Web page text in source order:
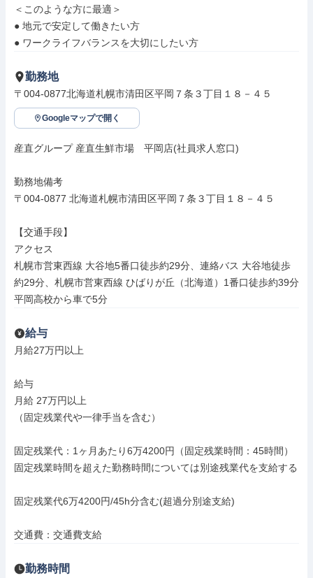
＜このような方に最適＞
● 地元で安定して働きたい方
● ワークライフバランスを大切にしたい方
勤務地
〒004-0877北海道札幌市清田区平岡７条３丁目１８－４５
Googleマップで開く
産直グループ 産直生鮮市場　平岡店(社員求人窓口)
勤務地備考
〒004-0877 北海道札幌市清田区平岡７条３丁目１８－４５
【交通手段】
アクセス
札幌市営東西線 大谷地5番口徒歩約29分、連絡バス 大谷地徒歩
約29分、札幌市営東西線 ひばりが丘（北海道）1番口徒歩約39分
平岡高校から車で5分
給与
月給27万円以上
給与
月給 27万円以上
（固定残業代や一律手当を含む）
固定残業代：1ヶ月あたり6万4200円（固定残業時間：45時間）
固定残業時間を超えた勤務時間については別途残業代を支給する
固定残業代6万4200円/45h分含む(超過分別途支給)
交通費：交通費支給
勤務時間